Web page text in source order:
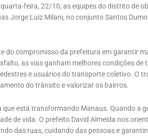
feira, 22/10, as equipes do distrito de
Jorge Luiz Milani, no conjunto Santos
do compromisso da prefeitura em garantir
as vias ganham melhores condições de
e usuários do transporte coletivo. O
do trânsito e valorizar os bairros.
que está transformando Manaus. Quando a
de vida. O prefeito David Almeida nos
das ruas, cuidando das pessoas e